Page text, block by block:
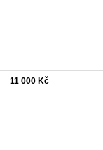
11 000 Kč